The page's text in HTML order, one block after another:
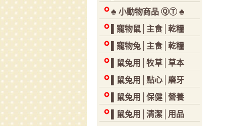
♣ 小動物商品 ⓆⓉ ♣
▌寵物鼠│主食│乾糧
▌寵物兔│主食│乾糧
▌鼠兔用│牧草│草本
▌鼠兔用│點心│磨牙
▌鼠兔用│保健│營養
▌鼠兔用│清潔│用品